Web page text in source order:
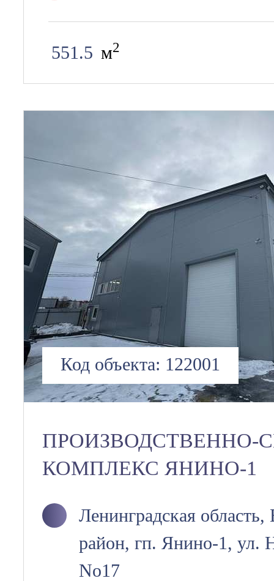
Маяковская- 1.08 км
Площадь Восстания
551.5 м2
Код объекта: 122001
ПРОИЗВОДСТВЕННО-
КОМПЛЕКС ЯНИНО-1
Ленинградская
район, гп. Янино-1, ул.
No17